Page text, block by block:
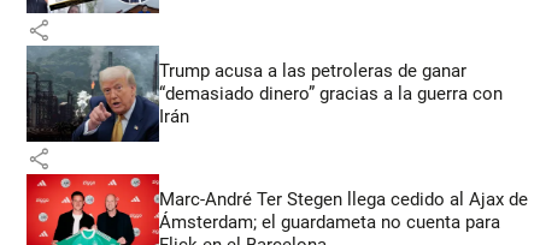
share
Trump acusa a las petroleras de ganar
“demasiado dinero” gracias a la guerra con
Irán
share
Marc-André Ter Stegen llega cedido al Ajax de
Ámsterdam; el guardameta no cuenta para